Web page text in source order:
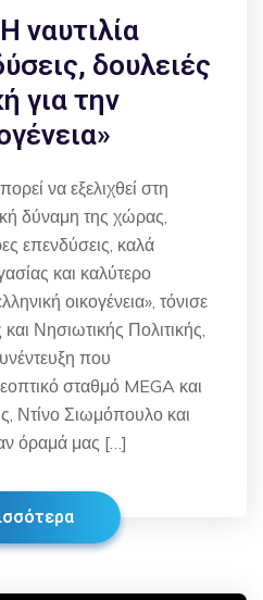
ναυτιλία
δουλειές
για την
να εξελιχθεί στη
δύναμη της χώρας,
επενδύσεις, καλά
και καλύτερο
οικογένεια», τόνισε
Νησιωτικής Πολιτικής,
που
σταθμό MEGA και
Ντίνο Σιωμόπουλο και
όραμά μας […]